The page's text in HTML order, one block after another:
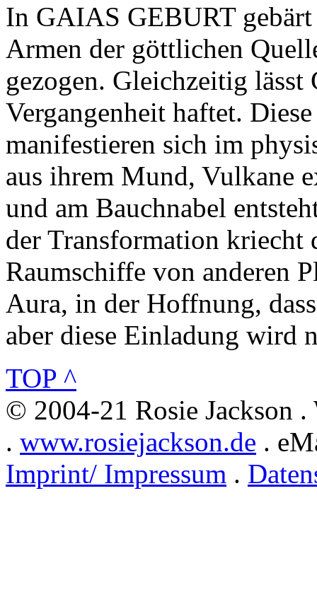
In GAIAS GEBURT gebärt
Armen der göttlichen
gezogen. Gleichzeitig lässt
Vergangenheit haftet.
manifestieren sich im
aus ihrem Mund, Vulkane
und am Bauchnabel
der Transformation kriecht
Raumschiffe von anderen
Aura, in der Hoffnung,
aber diese Einladung wird
TOP ^
© 2004-21 Rosie Jackson
. www.rosiejackson.de .
Imprint/ Impressum .